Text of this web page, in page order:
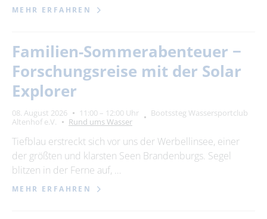
MEHR ERFAHREN
Familien-Sommerabenteuer −
Forschungsreise mit der Solar
Explorer
08. August 2026 11:00 – 12:00 Uhr
Bootssteg Wassersportclub
Altenhof e.V.
Rund ums Wasser
Tiefblau erstreckt sich vor uns der Werbellinsee, einer
der größten und klarsten Seen Brandenburgs. Segel
blitzen in der Ferne auf, …
MEHR ERFAHREN